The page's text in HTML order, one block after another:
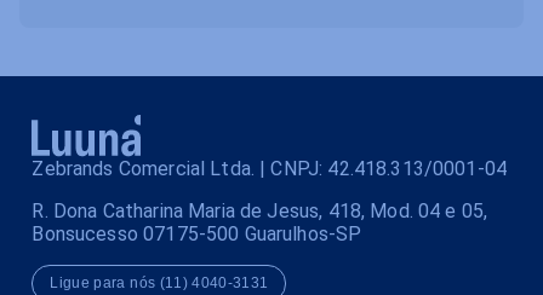
Zebrands Comercial Ltda. | CNPJ: 42.418.313/0001-04
R. Dona Catharina Maria de Jesus, 418, Mod. 04 e 05,
Bonsucesso 07175-500 Guarulhos-SP
Ligue para nós (11) 4040-3131